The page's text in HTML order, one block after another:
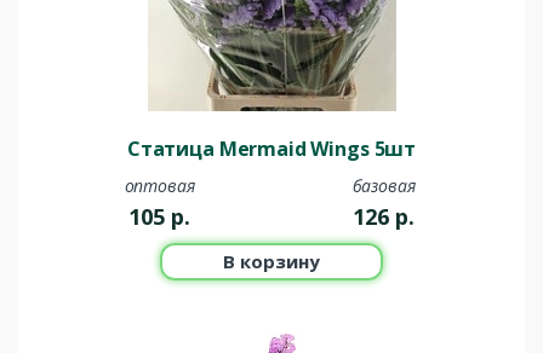
Статица Mermaid Wings 5шт
оптовая
105 р.
базовая
126 р.
В корзину